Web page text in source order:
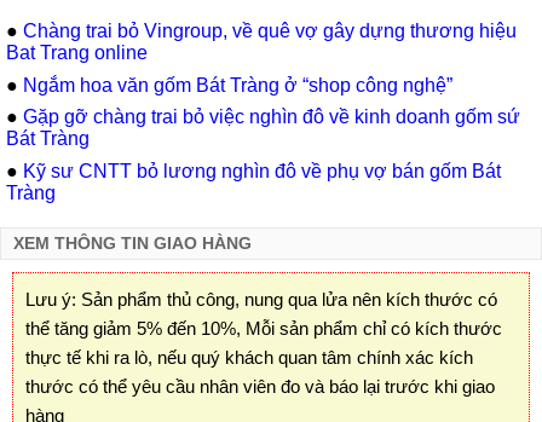
● Chàng trai bỏ Vingroup, về quê vợ gây dựng thương hiệu
Bat Trang online
● Ngắm hoa văn gốm Bát Tràng ở “shop công nghệ”
● Gặp gỡ chàng trai bỏ việc nghìn đô về kinh doanh gốm sứ
Bát Tràng
● Kỹ sư CNTT bỏ lương nghìn đô về phụ vợ bán gốm Bát
Tràng
XEM THÔNG TIN GIAO HÀNG
Lưu ý: Sản phẩm thủ công, nung qua lửa nên kích thước có
thể tăng giảm 5% đến 10%, Mỗi sản phẩm chỉ có kích thước
thực tế khi ra lò, nếu quý khách quan tâm chính xác kích
thước có thể yêu cầu nhân viên đo và báo lại trước khi giao
hàng